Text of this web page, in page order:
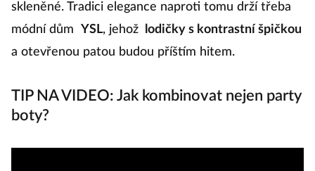
skleněné. Tradici elegance naproti tomu drží třeba
módní dům
YSL, jehož
lodičky s kontrastní špičkou
a otevřenou patou budou příštím hitem.
TIP NA VIDEO: Jak kombinovat nejen party
boty?